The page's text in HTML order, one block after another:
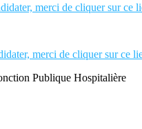
merci de cliquer sur ce
merci de cliquer sur ce
Publique Hospitalière